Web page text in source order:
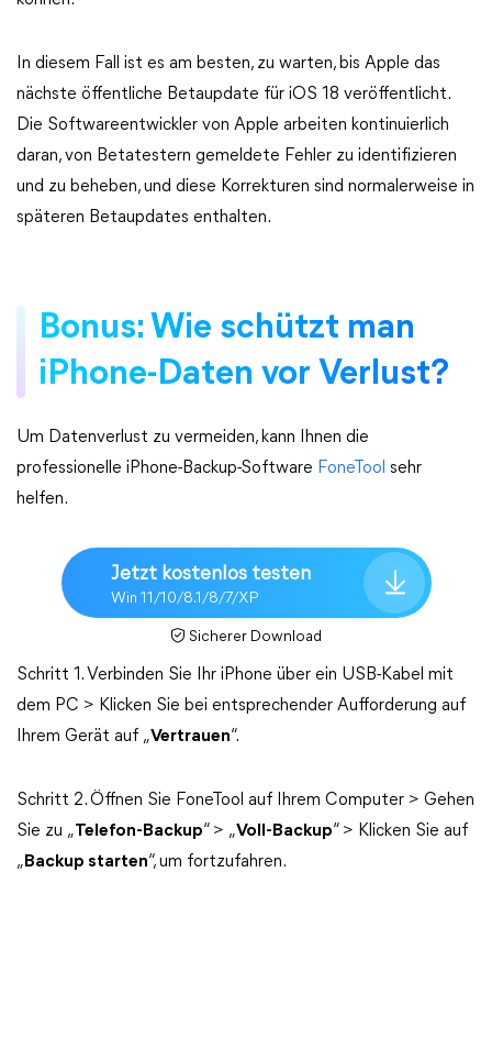
In diesem Fall ist es am besten, zu warten, bis Apple das
nächste öffentliche Betaupdate für iOS 18 veröffentlicht.
Die Softwareentwickler von Apple arbeiten kontinuierlich
daran, von Betatestern gemeldete Fehler zu identifizieren
und zu beheben, und diese Korrekturen sind normalerweise in
späteren Betaupdates enthalten.
Bonus: Wie schützt man
iPhone-Daten vor Verlust?
Um Datenverlust zu vermeiden, kann Ihnen die
professionelle iPhone-Backup-Software FoneTool sehr
helfen.
Jetzt kostenlos testen
Win 11/10/8.1/8/7/XP
Sicherer Download
Schritt 1. Verbinden Sie Ihr iPhone über ein USB-Kabel mit
dem PC > Klicken Sie bei entsprechender Aufforderung auf
Ihrem Gerät auf „Vertrauen“.
Schritt 2. Öffnen Sie FoneTool auf Ihrem Computer > Gehen
Sie zu „Telefon-Backup“ > „Voll-Backup“ > Klicken Sie auf
„ Backup starten“, um fortzufahren.